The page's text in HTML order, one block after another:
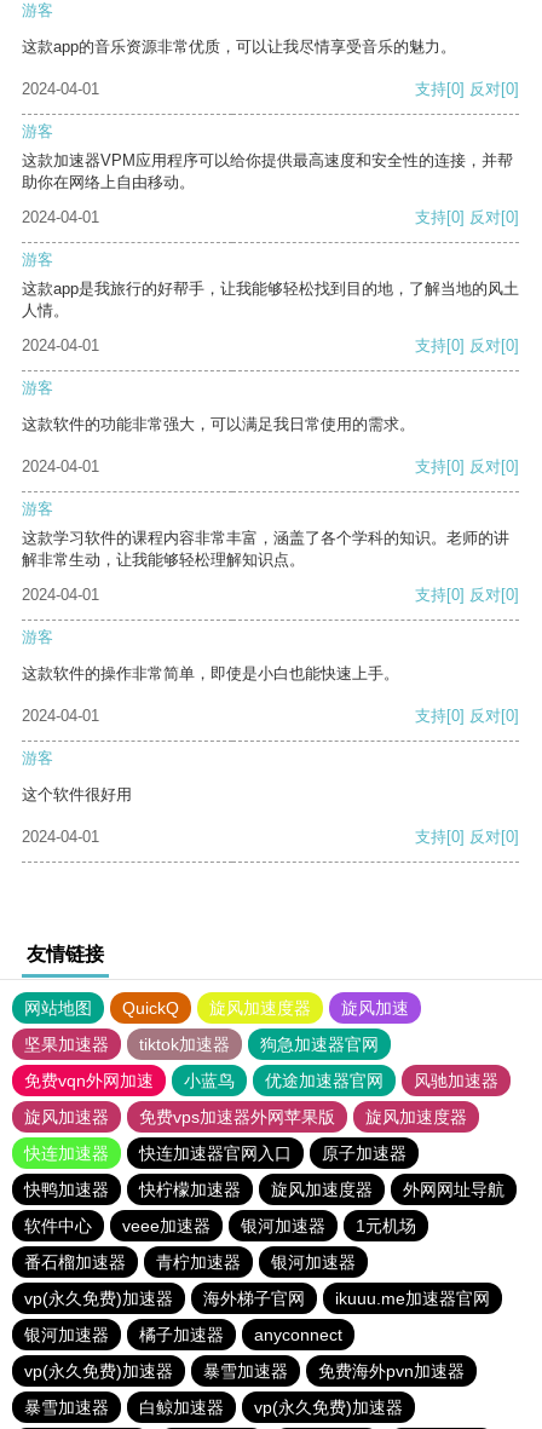
游客
这款app的音乐资源非常优质，可以让我尽情享受音乐的魅力。
2024-04-01 支持[0] 反对[0]
游客
这款加速器VPM应用程序可以给你提供最高速度和安全性的连接，并帮
助你在网络上自由移动。
2024-04-01
支持[0] 反对[0]
游客
这款app是我旅行的好帮手，让我能够轻松找到目的地，了解当地的风土
人情。
2024-04-01
支持[0] 反对[0]
游客
这款软件的功能非常强大，可以满足我日常使用的需求。
2024-04-01 支持[0] 反对[0]
游客
这款学习软件的课程内容非常丰富，涵盖了各个学科的知识。老师的讲
解非常生动，让我能够轻松理解知识点。
2024-04-01
支持[0] 反对[0]
游客
这款软件的操作非常简单，即使是小白也能快速上手。
2024-04-01 支持[0] 反对[0]
游客
这个软件很好用
2024-04-01 支持[0] 反对[0]
友情链接
网站地图 QuickQ 旋风加速度器
旋风加速
坚果加速器
tiktok加速器
狗急加速器官网
免费vqn外网加速
小蓝鸟 优途加速器官网
风驰加速器
旋风加速器
免费vps加速器外网苹果版
旋风加速度器
快连加速器
快连加速器官网入口
原子加速器
快鸭加速器
快柠檬加速器 旋风加速度器
外网网址导航
软件中心
veee加速器 银河加速器
1元机场
番石榴加速器
青柠加速器
银河加速器
vp(永久免费)加速器
海外梯子官网
ikuuu.me加速器官网
银河加速器
橘子加速器
anyconnect
vp(永久免费)加速器
暴雪加速器
免费海外pvn加速器
暴雪加速器
白鲸加速器 vp(永久免费)加速器